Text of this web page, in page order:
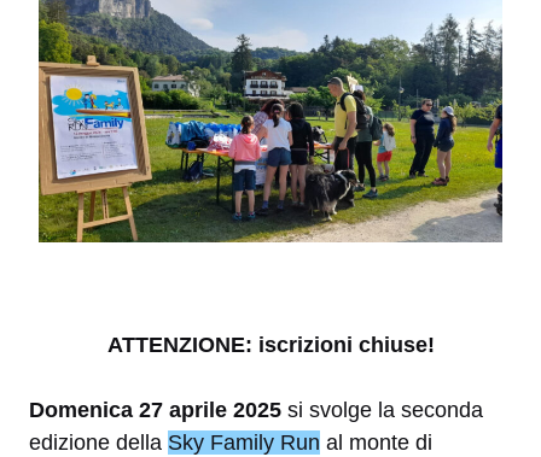
ATTENZIONE: iscrizioni chiuse!
Domenica 27 aprile 2025 si svolge la seconda
edizione della Sky Family Run al monte di